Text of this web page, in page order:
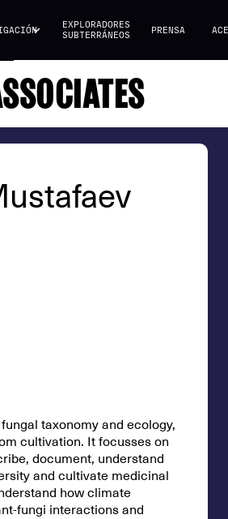
EXPLORADORES
SUBTERRÁNEOS
PRENSA
taxonomy and ecology,
cultivation. It focusses on
document, understand
and cultivate medicinal
how climate
fungi interactions and